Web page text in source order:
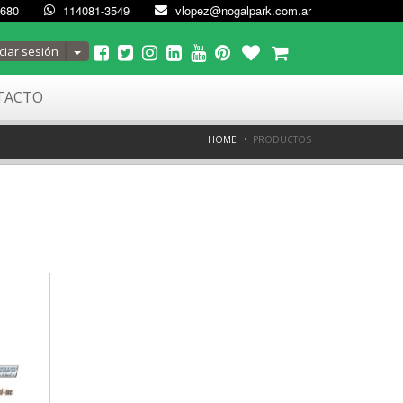
114081-3549 vlopez@nogalpark.com.ar
sesión Toggle Dropdown
HOME PRODUCTOS